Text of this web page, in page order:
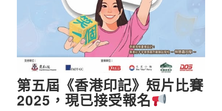
第五屆《香港印記》短片比賽
2025，現已接受報名